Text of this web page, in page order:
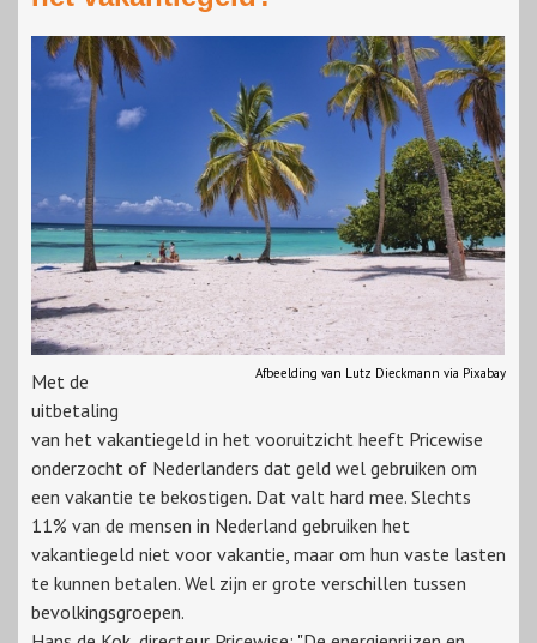
Afbeelding van Lutz Dieckmann via Pixabay
Met de
uitbetaling
van het vakantiegeld in het vooruitzicht heeft Pricewise
onderzocht of Nederlanders dat geld wel gebruiken om
een vakantie te bekostigen. Dat valt hard mee. Slechts
11% van de mensen in Nederland gebruiken het
vakantiegeld niet voor vakantie, maar om hun vaste lasten
te kunnen betalen. Wel zijn er grote verschillen tussen
bevolkingsgroepen.